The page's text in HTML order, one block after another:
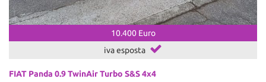
10.400 Euro
iva esposta
FIAT Panda 0.9 TwinAir Turbo S&S 4x4